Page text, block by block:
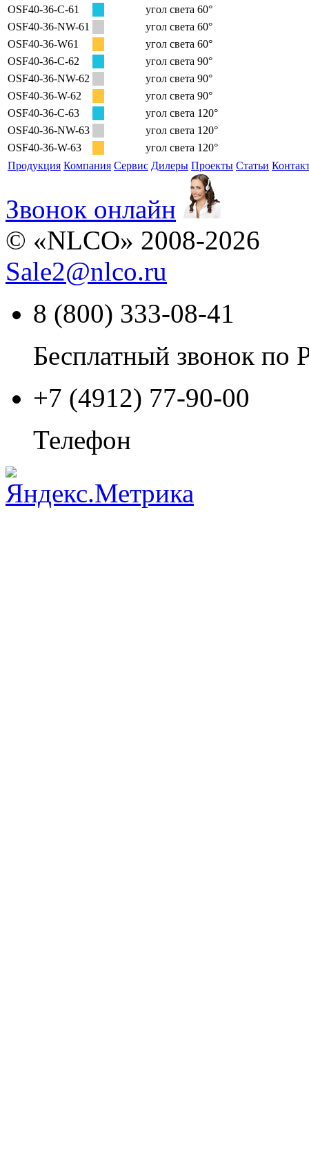
OSF40-36-C-61
угол света 60°
OSF40-36-NW-61
угол света 60°
OSF40-36-W61
угол света 60°
OSF40-36-C-62
угол света 90°
OSF40-36-NW-62
угол света 90°
OSF40-36-W-62
угол света 90°
OSF40-36-C-63
угол света 120°
OSF40-36-NW-63
угол света 120°
OSF40-36-W-63
угол света 120°
Продукция Компания Сервис Дилеры Проекты Статьи
Звонок онлайн
© «NLCO» 2008-2026
Sale2@nlco.ru
8 (800) 333-08-41
Бесплатный звонок по
+7 (4912) 77-90-00
Телефон